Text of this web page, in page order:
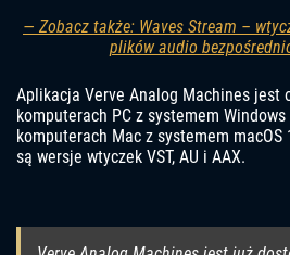
— Zobacz także: Waves Stream –
plików audio
Aplikacja Verve Analog Machines jest
komputerach PC z systemem
komputerach Mac z systemem
są wersje wtyczek VST, AU i AAX.